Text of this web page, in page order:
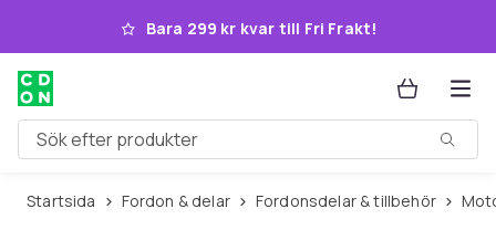
Hoppa till huvudinnehållet
Bara 299 kr kvar till Fri Frakt!
Sök efter produkter
Startsida Fordon & delar Fordonsdelar & tillbehör